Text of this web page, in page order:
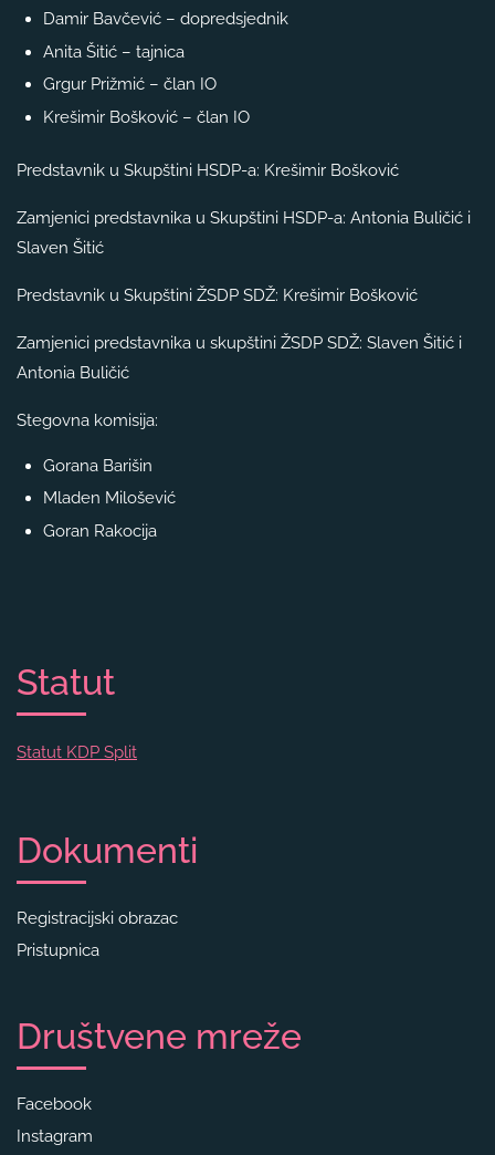
Damir Bavčević – dopredsjednik
Anita Šitić – tajnica
Grgur Prižmić – član IO
Krešimir Bošković – član IO
Predstavnik u Skupštini HSDP-a: Krešimir Bošković
Zamjenici predstavnika u Skupštini HSDP-a: Antonia Buličić i
Slaven Šitić
Predstavnik u Skupštini ŽSDP SDŽ: Krešimir Bošković
Zamjenici predstavnika u skupštini ŽSDP SDŽ: Slaven Šitić i
Antonia Buličić
Stegovna komisija:
Gorana Barišin
Mladen Milošević
Goran Rakocija
Statut
Statut KDP Split
Dokumenti
Registracijski obrazac
Pristupnica
Društvene mreže
Facebook
Instagram